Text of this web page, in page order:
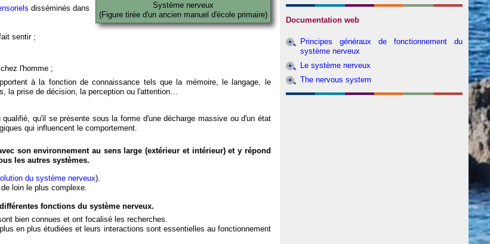
Système nerveux
(Figure tirée d'un ancien manuel d'école primaire)
disséminés dans
sentir ;
l'homme ;
à la fonction de connaissance tels que la mémoire, le langage, le
la prise de décision, la perception ou l'attention…
qu'il se présente sous la forme d'une décharge massive ou d'un état
qui influencent le comportement.
son environnement au sens large (extérieur et intérieur) et y répond
les autres systèmes.
du système nerveux).
loin le plus complexe.
fonctions du système nerveux.
bien connues et ont focalisé les recherches.
en plus étudiées et leurs interactions sont essentielles au fonctionnement
Documentation web
Principes généraux de fonctionnement du
système nerveux
Le système nerveux
The nervous system